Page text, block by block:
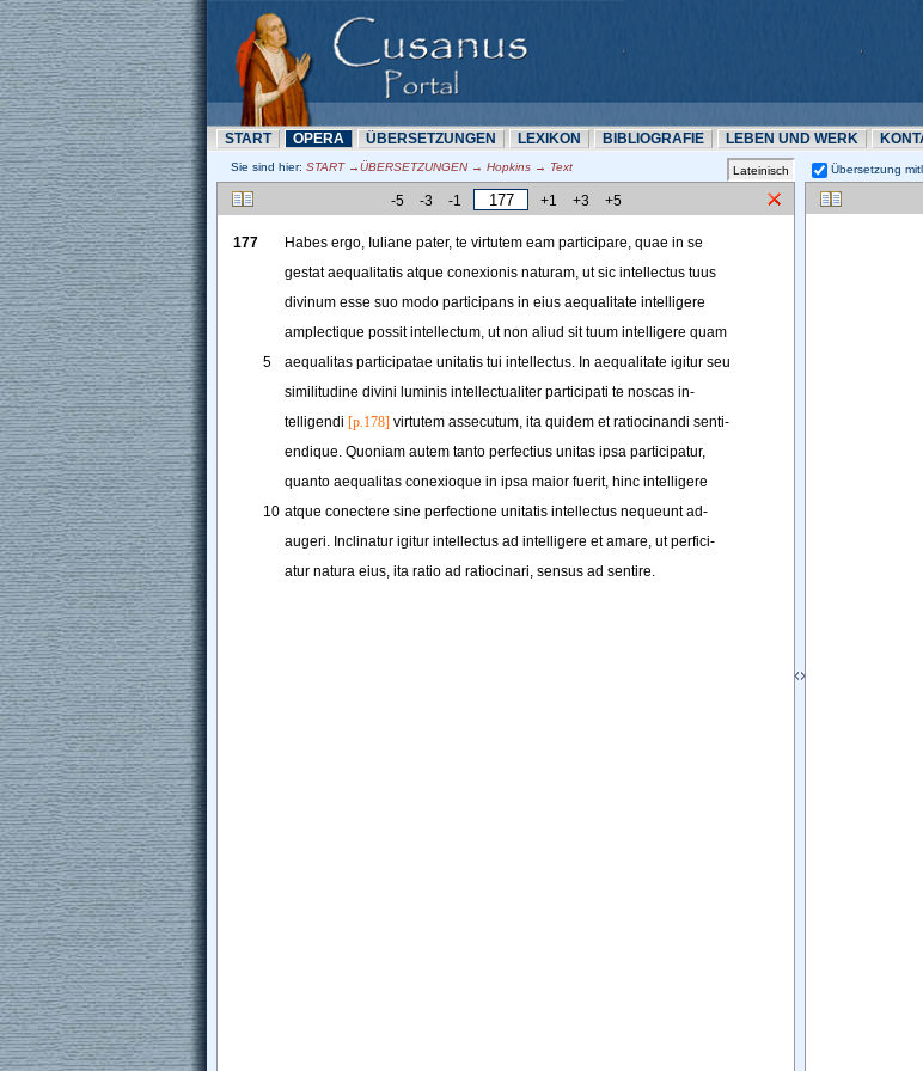
START OPERA ÜBERSETZUNN LEXIKON BIBLIOGRAFIE LEBEN UND WERK
Sie sind hier: START →ÜBERSETZUNN → Hopkins → Text Übersetzung
-5 -3 -1 +1 +3 +5
177 Habes ergo, Iuliane pater, te virtutem eam participare, quae in se
gestat aequalitatis atque conexionis naturam, ut sic intellectus tuus
divinum esse suo modo participans in eius aequalitate intelligere
amplectique possit intellectum, ut non aliud sit tuum intelligere quam
5
aequalitas participatae unitatis tui intellectus. In aequalitate igitur seu
similitudine divini luminis intellectualiter participati te noscas in-
telligendi [p.178] virtutem assecutum, ita quidem et ratiocinandi senti-
endique. Quoniam autem tanto perfectius unitas ipsa participatur,
quanto aequalitas conexioque in ipsa maior fuerit, hinc intelligere
10 atque conectere sine perfectione unitatis intellectus nequeunt ad-
augeri. Inclinatur igitur intellectus ad intelligere et amare, ut perfici-
atur natura eius, ita ratio ad ratiocinari, sensus ad sentire.